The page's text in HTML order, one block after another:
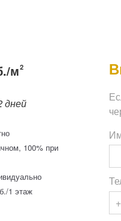
м2
дней
100% при
1 этаж